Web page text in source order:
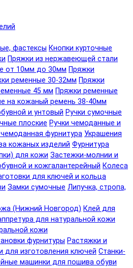
фастексы Кнопки курточные
Пряжки из нержавеющей стали
от 10мм до 30мм Пряжки
ременные 30-32мм Пряжки
45 мм Пряжки ременные
на кожаный ремень 38-40мм
и унтовый Ручки сумочные
плоские Ручки чемоданные и
фурнитура Украшения
кожаных изделий Фурнитура
для кожи Застежки-молнии и
и кожгалантерейный Колеса
для ключей и кольца
Замки сумочные Липучка, стропа,
(Нижний Новгород) Клей для
для натуральной кожи
кожи
фурнитуры Растяжки и
для изготовления ключей Станки-
машинки для пошива обуви